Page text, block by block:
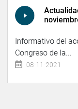
Informativo del
Congreso de la...
08-11-2021